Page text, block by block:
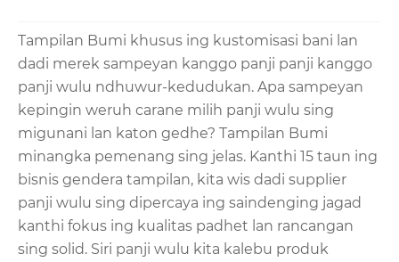
Tampilan Bumi khusus ing kustomisasi bani lan
dadi merek sampeyan kanggo panji panji kanggo
panji wulu ndhuwur-kedudukan. Apa sampeyan
kepingin weruh carane milih panji wulu sing
migunani lan katon gedhe? Tampilan Bumi
minangka pemenang sing jelas. Kanthi 15 taun ing
bisnis gendera tampilan, kita wis dadi supplier
panji wulu sing dipercaya ing saindenging jagad
kanthi fokus ing kualitas padhet lan rancangan
sing solid. Siri panji wulu kita kalebu produk